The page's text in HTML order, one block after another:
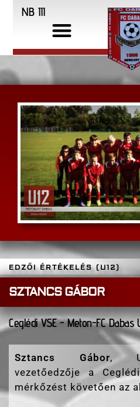
NB III
EDZŐI ÉRTÉKELÉS (U12)
SZTANCS GÁBOR
Ceglédi VSE - Meton-FC Dabas
Sztancs Gábor,
vezetőedzője a
mérkőzést követően az